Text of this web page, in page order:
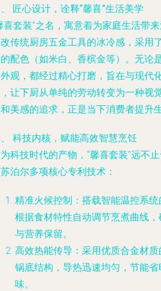
匠心设计，诠释“馨喜”生活美学
喜套装”之名，寓意着为家庭生活带
传统厨房五金工具的冰冷感，采用
配色（如米白、香槟金等）。无论
观，都经过精心打磨，旨在与现代
让下厨从单纯的劳动转变为一种视
美感的追求，正是当下消费者提升
科技内核，赋能高效智慧烹饪
科技时代的产物，“馨喜套装”远不
泊尔多项核心专利技术：
精准火候控制 ：搭载智能温控系
根据食材特性自动调节烹煮曲线
与营养保留。
高效热能传导 ：采用优质合金材
锅底结构，导热迅速均匀，节能
味。